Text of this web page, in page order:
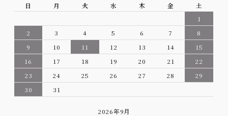
日
月 火 水 木 金
土
1
2
3 4 5 6 7
8
9
10 11 12 13 14
15
16
17 18 19 20 21
22
23
24 25 26 27 28
29
30
31
2026年9月